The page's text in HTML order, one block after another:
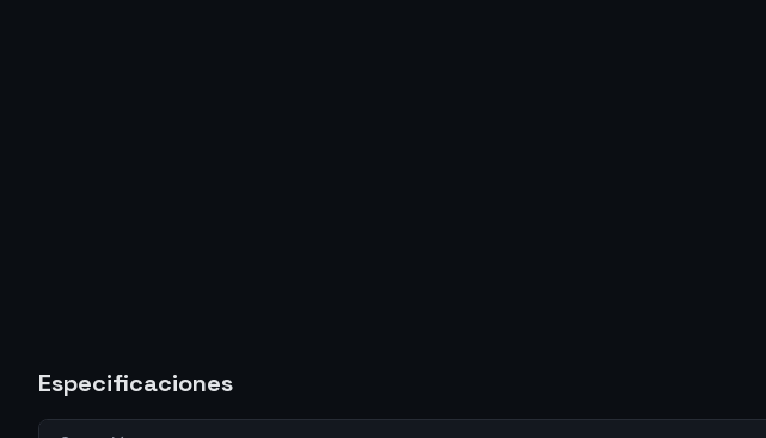
Especificaciones